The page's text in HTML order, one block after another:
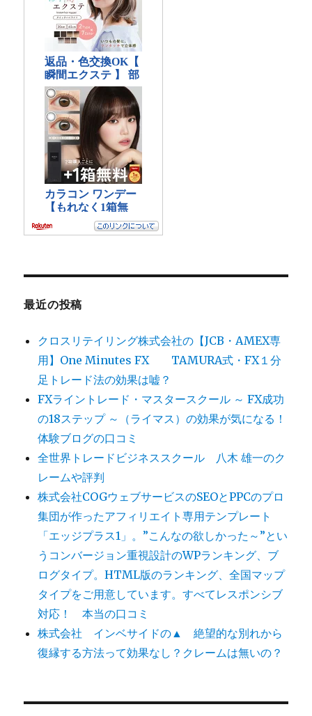
最近の投稿
クロスリテイリング株式会社の【JCB・AMEX専
用】One Minutes FX TAMURA式・FX１分
足トレード法の効果は嘘？
FXライントレード・マスタースクール ～ FX成功
の18ステップ ～（ライマス）の効果が気になる！
体験ブログの口コミ
全世界トレードビジネススクール 八木 雄一のク
レームや評判
株式会社COGウェブサービスのSEOとPPCのプロ
集団が作ったアフィリエイト専用テンプレート
「エッジプラス1」。”こんなの欲しかった～”とい
うコンバージョン重視設計のWPランキング、ブ
ログタイプ。HTML版のランキング、全国マップ
タイプをご用意しています。すべてレスポンシブ
対応！ 本当の口コミ
株式会社 インベサイドの▲ 絶望的な別れから
復縁する方法って効果なし？クレームは無いの？